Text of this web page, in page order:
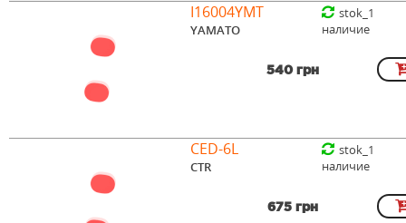
I16004YMT
YAMATO
540 грн
stok_1
наличие
CED-6L
CTR
675 грн
stok_1
наличие